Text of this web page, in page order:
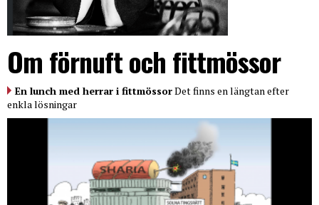
Om förnuft och fittmössor
En lunch med herrar i fittmössorDet finns en längtan efter
enkla lösningar